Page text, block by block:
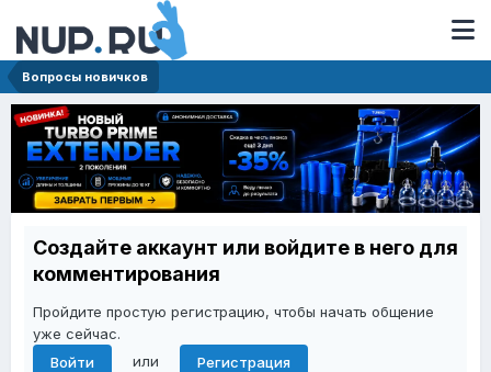
Вопросы новичков
Создайте аккаунт или войдите в него для
комментирования
Пройдите простую регистрацию, чтобы начать общение
уже сейчас.
Войти
или Регистрация